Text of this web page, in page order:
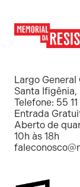
Resistência
Largo General
Santa Ifigênia,
Telefone: 55
Entrada
Aberto de
10h às 18h